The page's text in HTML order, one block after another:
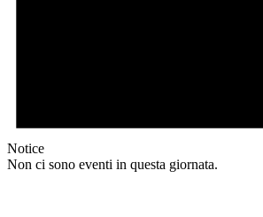
Notice
Non ci sono eventi in questa giornata.